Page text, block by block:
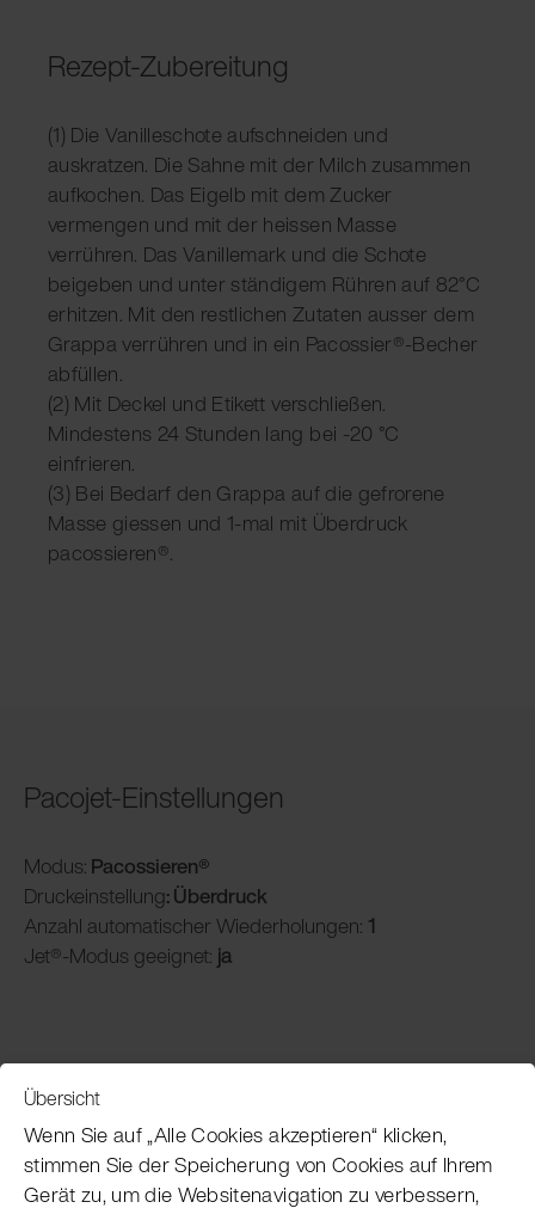
Rezept-Zubereitung
(1) Die Vanilleschote aufschneiden und
auskratzen. Die Sahne mit der Milch zusammen
aufkochen. Das Eigelb mit dem Zucker
vermengen und mit der heissen Masse
verrühren. Das Vanillemark und die Schote
beigeben und unter ständigem Rühren auf 82°C
erhitzen. Mit den restlichen Zutaten ausser dem
Grappa verrühren und in ein Pacossier®-Becher
abfüllen.
(2) Mit Deckel und Etikett verschließen.
Mindestens 24 Stunden lang bei -20 °C
einfrieren.
(3) Bei Bedarf den Grappa auf die gefrorene
Masse giessen und 1-mal mit Überdruck
pacossieren®.
Pacojet-Einstellungen
Modus: Pacossieren®
Druckeinstellung: Überdruck
Anzahl automatischer Wiederholungen: 1
Jet®-Modus geeignet: ja
Übersicht
Wenn Sie auf „Alle Cookies akzeptieren“ klicken,
stimmen Sie der Speicherung von Cookies auf Ihrem
Gerät zu, um die Websitenavigation zu verbessern,